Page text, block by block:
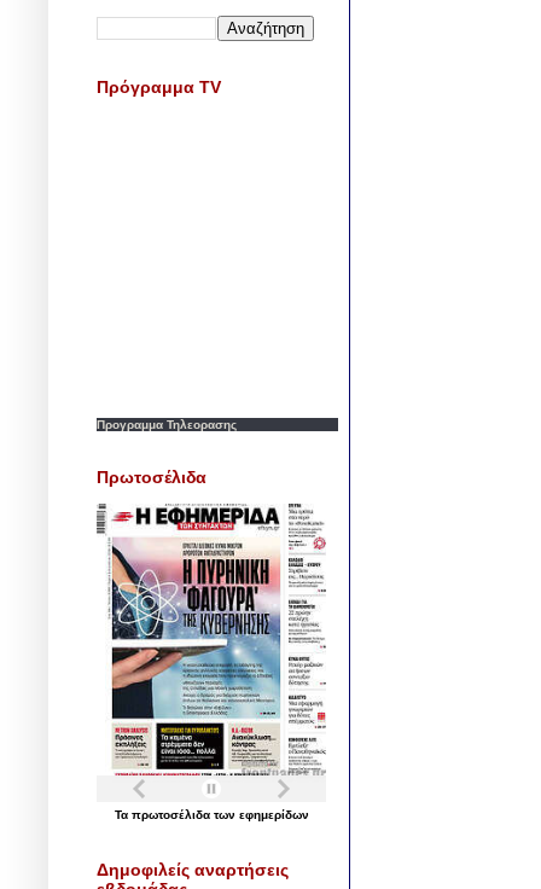
Πρόγραμμα TV
Προγραμμα Τηλεορασης
Πρωτοσέλιδα
Τα πρωτοσέλιδα των εφημερίδων
Δημοφιλείς αναρτήσεις